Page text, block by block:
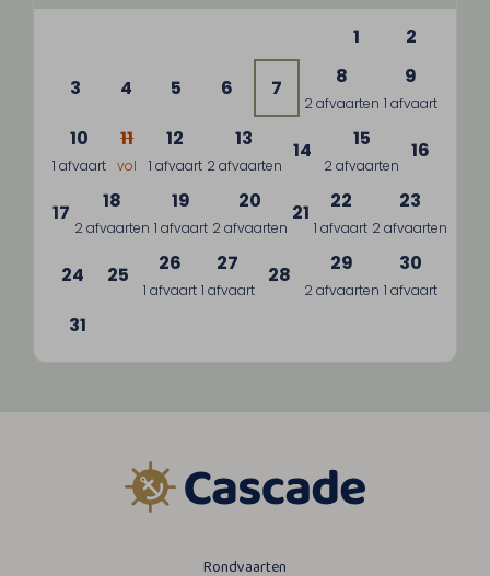
1
2
3 4 5 6 7 8
2 afvaarten
9
1 afvaart
10
1 afvaart
11
vol
12
1 afvaart
13
2 afvaarten
14 15
2 afvaarten
16
17 18
2 afvaarten
19
1 afvaart
20
2 afvaarten
21 22
1 afvaart
23
2 afvaarten
24 25 26
1 afvaart
27
1 afvaart
28 29
2 afvaarten
30
1 afvaart
31
Rondvaarten